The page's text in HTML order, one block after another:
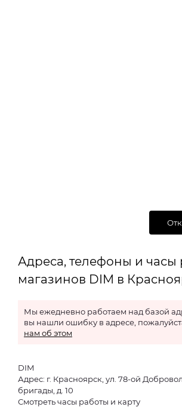
Адреса, телефоны и часы
магазинов DIM в
Мы ежедневно работаем над базой
вы нашли ошибку в адресе,
нам об этом
DIM
Адрес: г. Красноярск, ул. 78-ой
бригады, д. 10
Смотреть часы работы и карту